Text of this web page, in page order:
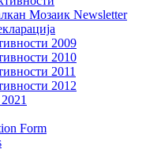
Мозаик Newsletter
2009
2010
2011
2012
Form